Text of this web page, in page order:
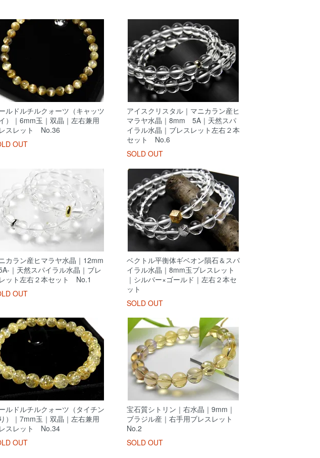
ルドルチルクォーツ（キャッツ
）｜6mm玉｜双晶｜左右兼用
スレット No.36
OUT
アイスクリスタル｜マニカラン産ヒ
マラヤ水晶｜8mm 5A｜天然スパ
イラル水晶｜ブレスレット左右２本
セット No.6
SOLD OUT
カラン産ヒマラヤ水晶｜12mm
｜天然スパイラル水晶｜ブレ
ット左右２本セット No.1
OUT
ベクトル平衡体ギベオン隕石＆スパ
イラル水晶｜8mm玉ブレスレット
｜シルバー×ゴールド｜左右２本セ
ット
SOLD OUT
ルドルチルクォーツ（タイチン
）｜7mm玉｜双晶｜左右兼用
スレット No.34
OUT
宝石質シトリン｜右水晶｜9mm｜
ブラジル産｜右手用ブレスレット
No.2
SOLD OUT